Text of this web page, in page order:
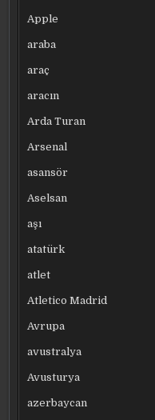
Apple
araba
araç
aracın
Arda Turan
Arsenal
asansör
Aselsan
aşı
atatürk
atlet
Atletico Madrid
Avrupa
avustralya
Avusturya
azerbaycan